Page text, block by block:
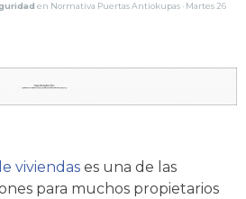
en Normativa Puertas Antiokupas · Martes 26
viviendas es una de las
para muchos propietarios